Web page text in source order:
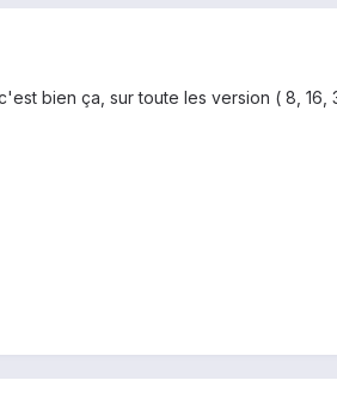
bien ça, sur toute les version ( 8, 16,